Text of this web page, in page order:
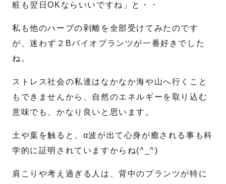
粧も翌日OKならいいですね」と・・
私も他のハーブの剥離を全部受けてみたのです
が、迷わず２Bバイオプランツが一番好きでした
ね。
ストレス社会の私達はなかなか海や山へ行くこと
もできませんから、自然のエネルギーを取り込む
意味でも、かなり良いと思います。
土や葉を触ると、α波が出て心身が癒される事も科
学的に証明されていますからね(^_^)
肩こりや考え過ぎる人は、背中のプランツが特に